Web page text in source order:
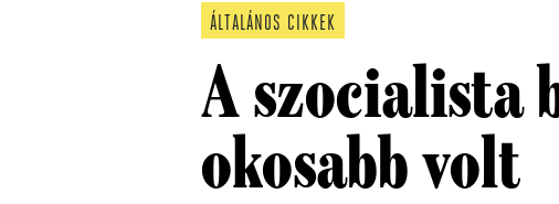
ÁLTALÁNOS CIKKEK
A szocialista
okosabb volt